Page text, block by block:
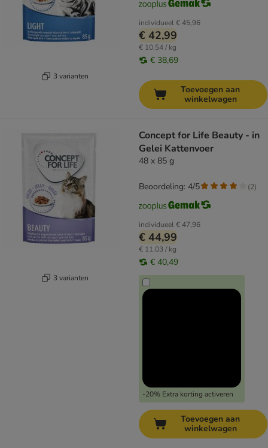
3 varianten
individueel€ 45,96
€ 42,99
€ 10,54 / kg
€ 38,69
Toevoegen aan
winkelwagen
3 varianten
Concept for Life Beauty - in
Gelei Kattenvoer
48 x 85 g
individueel€ 47,96
€ 44,99
€ 11,03 / kg
€ 40,49
-20% Extra korting activeren
Beoordeling: 4/5 (2)
Toevoegen aan
winkelwagen